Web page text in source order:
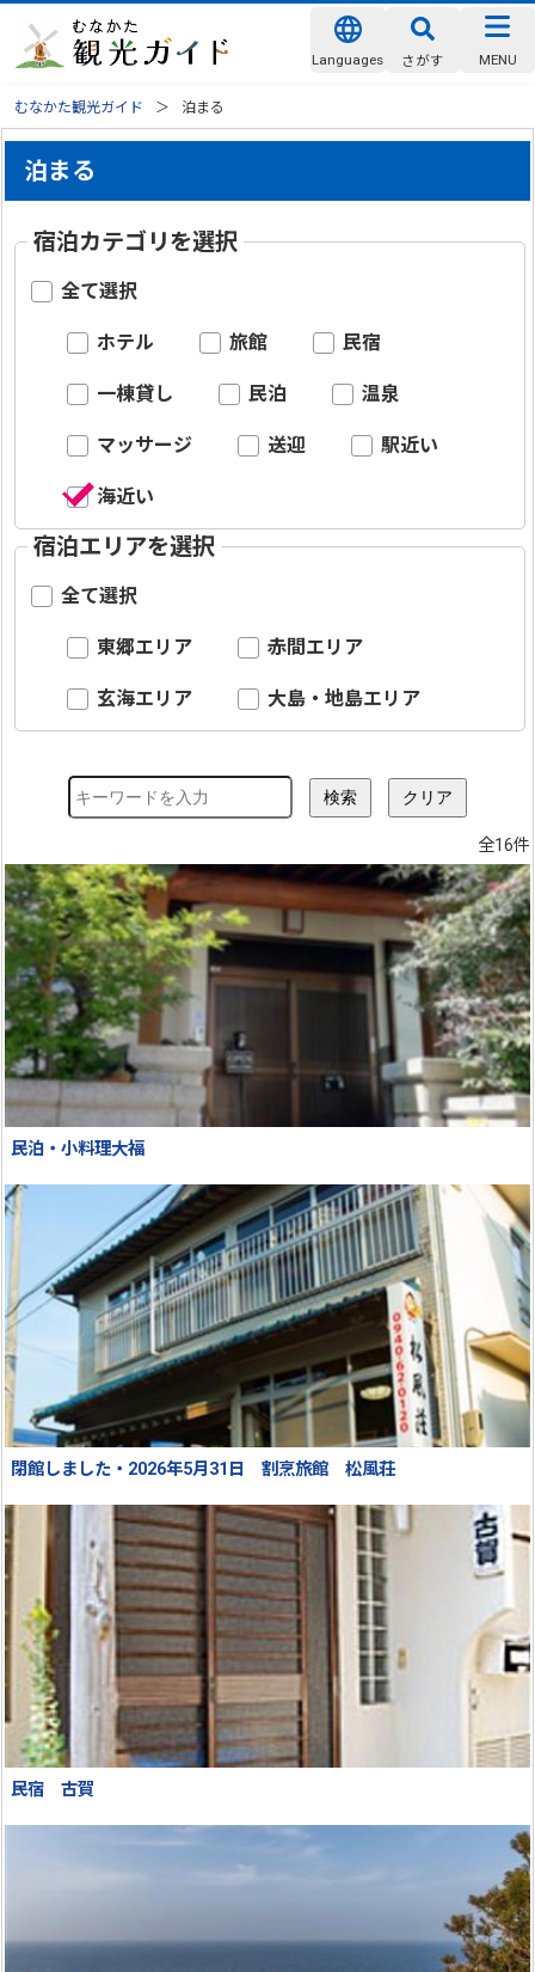
Languages さがす MENU
むなかた観光ガイド 泊まる
泊まる
宿泊カテゴリを選択
全て選択
ホテル 旅館 民宿
一棟貸し 民泊 温泉
マッサージ 送迎 駅近い
海近い
宿泊エリアを選択
全て選択
東郷エリア 赤間エリア
玄海エリア 大島・地島エリア
全16件
民泊・小料理大福
閉館しました・2026年5月31日 割烹旅館 松風荘
民宿 古賀